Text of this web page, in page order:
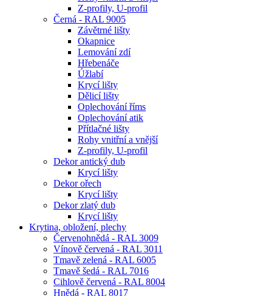
Z-profily, U-profil
Černá - RAL 9005
Závětrné lišty
Okapnice
Lemování zdí
Hřebenáče
Úžlabí
Krycí lišty
Dělicí lišty
Oplechování říms
Oplechování atik
Přítlačné lišty
Rohy vnitřní a vnější
Z-profily, U-profil
Dekor antický dub
Krycí lišty
Dekor ořech
Krycí lišty
Dekor zlatý dub
Krycí lišty
Krytina, obložení, plechy
Červenohnědá - RAL 3009
Vínově červená - RAL 3011
Tmavě zelená - RAL 6005
Tmavě šedá - RAL 7016
Cihlově červená - RAL 8004
Hnědá - RAL 8017